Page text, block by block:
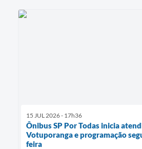
15 JUL 2026 - 17h36
Ônibus SP Por Todas inicia
Votuporanga e programação
feira